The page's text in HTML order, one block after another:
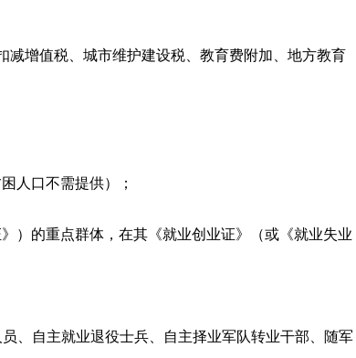
增值税、城市维护建设税、教育费附加、地方教育
人口不需提供）；
的重点群体，在其《就业创业证》（或《就业失业
自主就业退役士兵、自主择业军队转业干部、随军